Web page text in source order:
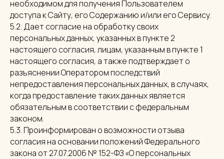
необходимом для получения Пользователем
доступа к Сайту, его Содержанию и/или его Сервису.
5.2. Дает согласие на обработку своих
персональных данных, указанных в пункте 2
настоящего согласия, лицам, указанным в пункте 1
настоящего согласия, а также подтверждает о
разъяснении Оператором последствий
непредоставления персональных данных, в случаях,
когда предоставление таких данных является
обязательным в соответствии с федеральным
законом.
5.3. Проинформирован о возможности отзыва
согласия на основании положений Федерального
закона от 27.07.2006 № 152-ФЗ «О персональных